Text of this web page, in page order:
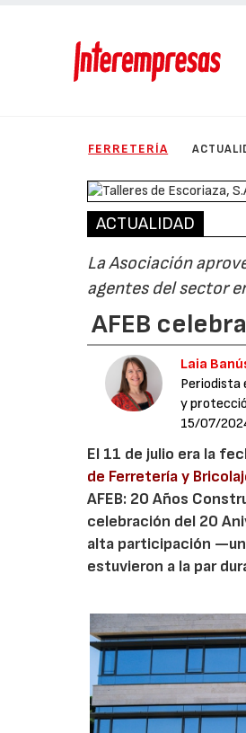
FERRETERÍA
ACTUALIDAD
La Asociación
agentes del sector
AFEB
Laia
Periodista
y
15/07/
El 11 de julio era la
de Ferretería y
AFEB: 20 Años
celebración del 20
alta participación
estuvieron a la par